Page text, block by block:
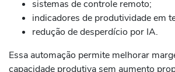
sistemas de controle remoto;
indicadores de produtividade em
redução de desperdício por IA.
Essa automação permite melhorar
capacidade produtiva sem aumento